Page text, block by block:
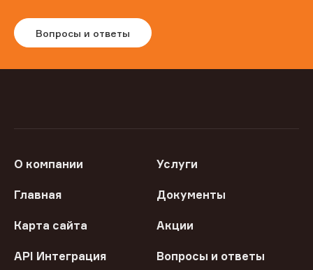
Вопросы и ответы
О компании Услуги
Главная Документы
Карта сайта Акции
API Интеграция Вопросы и ответы